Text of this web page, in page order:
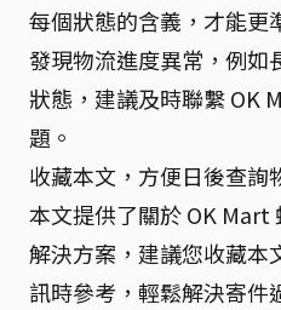
每個狀態的含義，才能更
發現物流進度異常，例如
狀態，建議及時聯繫 OK
題。
收藏本文，方便日後查詢
本文提供了關於 OK Mart
解決方案，建議您收藏本
訊時參考，輕鬆解決寄件